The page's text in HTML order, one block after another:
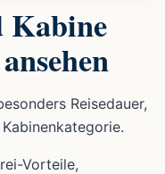
Kabine
Reisedauer,
Vorteile,